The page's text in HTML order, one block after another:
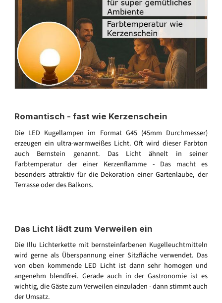
Romantisch - fast wie Kerzenschein
Die LED Kugellampen im Format G45 (45mm Durchmesser)
erzeugen ein ultra-warmweißes Licht. Oft wird dieser Farbton
auch Bernstein genannt. Das Licht ähnelt in seiner
Farbtemperatur der einer Kerzenflamme - Das macht es
besonders attraktiv für die Dekoration einer Gartenlaube, der
Terrasse oder des Balkons.
Das Licht lädt zum Verweilen ein
Die Illu Lichterkette mit bernsteinfarbenen Kugelleuchtmitteln
wird gerne als Überspannung einer Sitzfläche verwendet. Das
von oben kommende LED Licht ist dann sehr homogen und
angenehm blendfrei. Gerade auch in der Gastronomie ist es
wichtig, die Gäste zum Verweilen einzuladen - dann stimmt auch
der Umsatz.